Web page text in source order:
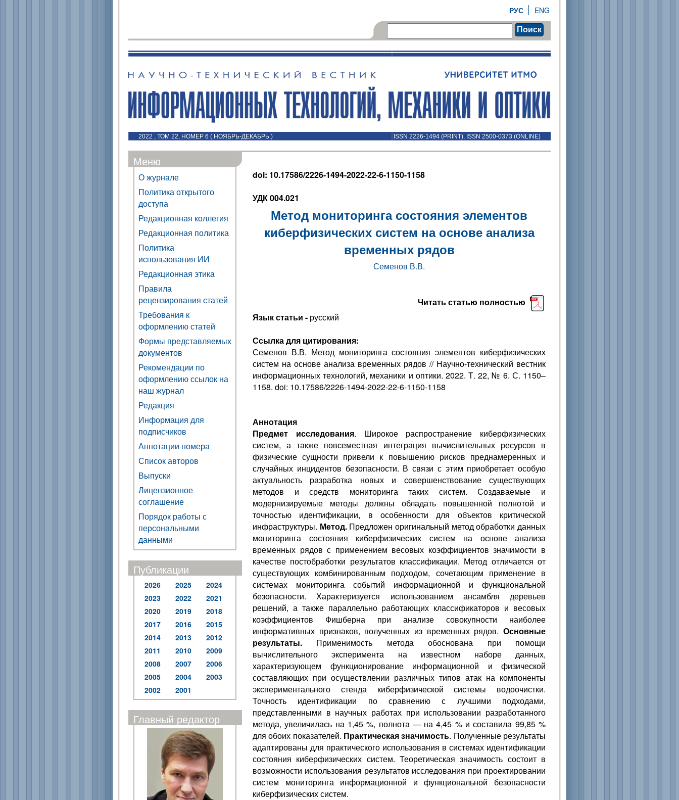
ENG
РУС
Поиск
2022 , ТОМ 22, НОМЕР 6 ( НОЯБРЬ-ДЕКАБРЬ ) ISSN 2226-1494 (PRINT), ISSN 2500-0373 (ONLINE)
Меню
О журнале
Политика открытого
доступа
Редакционная коллегия
Редакционная политика
Политика
использования ИИ
Редакционная этика
Правила
рецензирования статей
Требования к
оформлению статей
Формы представляемых
документов
Рекомендации по
оформлению ссылок на
наш журнал
Редакция
Информация для
подписчиков
Аннотации номера
Список авторов
Выпуски
Лицензионное
соглашение
Порядок работы с
персональными
данными
Публикации
2026 2025
2024
2023
2022
2021
2020
2019
2018
2017
2016
2015
2014
2013
2012
2011
2010
2009
2008
2007
2006
2005
2004
2003
2002
2001
Главный редактор
doi: 10.17586/2226-1494-2022-22-6-1150-1158
УДК 004.021
Метод мониторинга состояния элементов
киберфизических систем на основе анализа
временных рядов
Семенов В.В.
Читать статью полностью
Язык статьи - русский
Ссылка для цитирования:
Семенов В.В. Метод мониторинга состояния элементов киберфизических
систем на основе анализа временных рядов // Научно-технический вестник
информационных технологий, механики и оптики. 2022. Т. 22, № 6. С. 1150–
1158. doi: 10.17586/2226-1494-2022-22-6-1150-1158
Аннотация
Предмет исследования. Широкое распространение киберфизических
систем, а также повсеместная интеграция вычислительных ресурсов в
физические сущности привели к повышению рисков преднамеренных и
случайных инцидентов безопасности. В связи с этим приобретает особую
актуальность разработка новых и совершенствование существующих
методов и средств мониторинга таких систем. Создаваемые и
модернизируемые методы должны обладать повышенной полнотой и
точностью идентификации, в особенности для объектов критической
инфраструктуры. Метод.Предложен оригинальный метод обработки данных
мониторинга состояния киберфизических систем на основе анализа
временных рядов с применением весовых коэффициентов значимости в
качестве постобработки результатов классификации. Метод отличается от
существующих комбинированным подходом, сочетающим применение в
системах мониторинга событий информационной и функциональной
безопасности. Характеризуется использованием ансамбля деревьев
решений, а также параллельно работающих классификаторов и весовых
коэффициентов Фишберна при анализе совокупности наиболее
информативных признаков, полученных из временных рядов. Основные
результаты. Применимость метода обоснована при помощи
вычислительного эксперимента на известном наборе данных,
характеризующем функционирование информационной и физической
составляющих при осуществлении различных типов атак на компоненты
экспериментального стенда киберфизической системы водоочистки.
Точность идентификации по сравнению с лучшими подходами,
представленными в научных работах при использовании разработанного
метода, увеличилась на 1,45 %, полнота — на 4,45 % и составила 99,85 %
для обоих показателей. Практическая значимость. Полученные результаты
адаптированы для практического использования в системах идентификации
состояния киберфизических систем. Теоретическая значимость состоит в
возможности использования результатов исследования при проектировании
систем мониторинга информационной и функциональной безопасности
киберфизических систем.